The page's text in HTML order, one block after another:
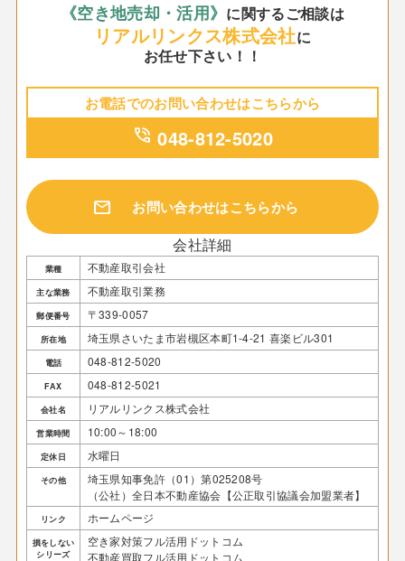
《空き地売却・活用》 に関するご相談は
リアルリンクス株式会社に
お任せ下さい！！
お電話でのお問い合わせはこちらから
phone_in_talk 048-812-5020
mail お問い合わせはこちらから
会社詳細
業種 不動産取引会社
主な業務 不動産取引業務
郵便番号 〒339-0057
所在地 埼玉県さいたま市岩槻区本町1-4-21 喜楽ビル301
電話 048-812-5020
FAX 048-812-5021
会社名 リアルリンクス株式会社
営業時間 10:00～18:00
定休日 水曜日
その他
埼玉県知事免許（01）第025208号
（公社）全日本不動産協会【公正取引協議会加盟業者】
リンク ホームページ
損をしない
シリーズ
空き家対策フル活用ドットコム
不動産買取フル活用ドットコム